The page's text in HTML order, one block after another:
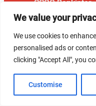
We value your
We use cookies to
personalised ads or
clicking "Accept All", you
Customise
CCOO Bankinter
Todos los
reservados